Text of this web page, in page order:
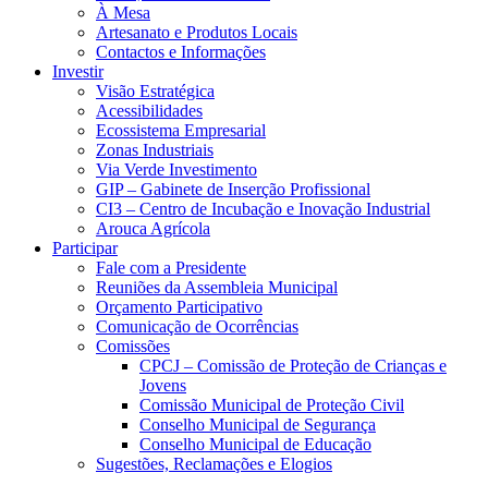
À Mesa
Artesanato e Produtos Locais
Contactos e Informações
Investir
Visão Estratégica
Acessibilidades
Ecossistema Empresarial
Zonas Industriais
Via Verde Investimento
GIP – Gabinete de Inserção Profissional
CI3 – Centro de Incubação e Inovação Industrial
Arouca Agrícola
Participar
Fale com a Presidente
Reuniões da Assembleia Municipal
Orçamento Participativo
Comunicação de Ocorrências
Comissões
CPCJ – Comissão de Proteção de Crianças e
Jovens
Comissão Municipal de Proteção Civil
Conselho Municipal de Segurança
Conselho Municipal de Educação
Sugestões, Reclamações e Elogios